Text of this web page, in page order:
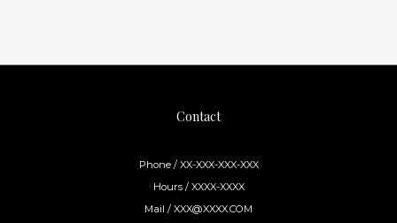
Contact
Phone / XX-XXX-XXX-XXX
Hours / XXXX-XXXX
Mail / XXX@XXXX.COM